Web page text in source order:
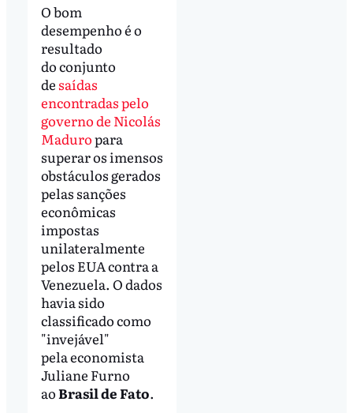
O bom
desempenho é o
resultado
do conjunto
de saídas
encontradas pelo
governo de Nicolás
Maduropara
superar os imensos
obstáculos gerados
pelas sanções
econômicas
impostas
unilateralmente
pelos EUA contra a
Venezuela. O dados
havia sido
classificado como
"invejável"
pela economista
Juliane Furno
aoBrasil de Fato.